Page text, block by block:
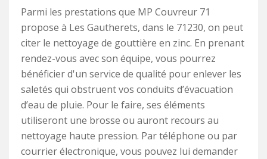
Parmi les prestations que MP Couvreur 71
propose à Les Gautherets, dans le 71230, on peut
citer le nettoyage de gouttière en zinc. En prenant
rendez-vous avec son équipe, vous pourrez
bénéficier d'un service de qualité pour enlever les
saletés qui obstruent vos conduits d’évacuation
d’eau de pluie. Pour le faire, ses éléments
utiliseront une brosse ou auront recours au
nettoyage haute pression. Par téléphone ou par
courrier électronique, vous pouvez lui demander